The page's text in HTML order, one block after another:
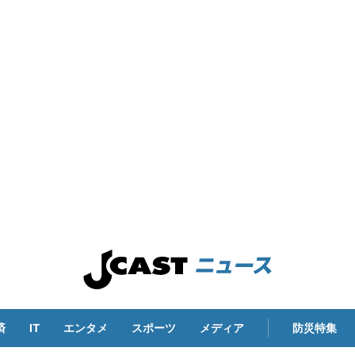
IT エンタメ スポーツ メディア 防災特集